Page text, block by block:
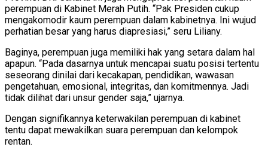
perempuan di Kabinet Merah Putih. “Pak Presiden cukup
mengakomodir kaum perempuan dalam kabinetnya. Ini wujud
perhatian besar yang harus diapresiasi,” seru Liliany.
Baginya, perempuan juga memiliki hak yang setara dalam hal
apapun. “Pada dasarnya untuk mencapai suatu posisi tertentu
seseorang dinilai dari kecakapan, pendidikan, wawasan
pengetahuan, emosional, integritas, dan komitmennya. Jadi
tidak dilihat dari unsur gender saja,” ujarnya.
Dengan signifikannya keterwakilan perempuan di kabinet
tentu dapat mewakilkan suara perempuan dan kelompok
rentan.